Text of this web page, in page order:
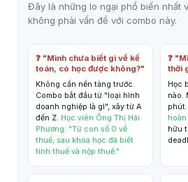
Đây là những lo ngại phổ biến nhất
không phải vấn đề với combo này.
❓ "Mình chưa biết gì về kế
toán, có học được không?"
Không cần nền tảng trước.
Combo bắt đầu từ "loại hình
doanh nghiệp là gì", xây từ A
đến Z. Học viên Ông Thị Hải
Phương: "Từ con số 0 về
thuế, sau khóa học đã biết
tính thuế và nộp thuế."
❓
thời
Học
nào.
phút.
hữu